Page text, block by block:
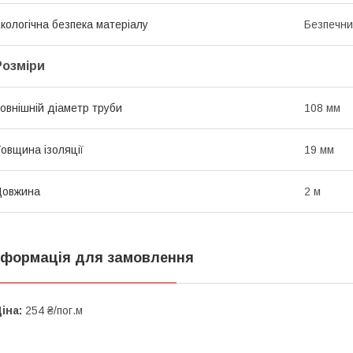
безпека матеріалу
діаметр труби 108 мм
ізоляції 19 мм
2 м
для замовлення
254 ₴/пог.м